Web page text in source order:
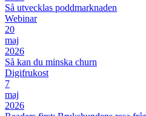
Så utvecklas poddmarknaden
Webinar
20
maj
2026
Så kan du minska churn
Digifrukost
7
maj
2026